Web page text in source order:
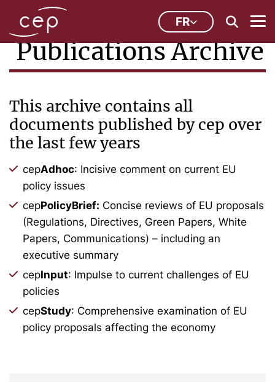
FR
Publications Archive
This archive contains all
documents published by cep over
the last few years
cepAdhoc: Incisive comment on current EU
policy issues
cepPolicyBrief: Concise reviews of EU proposals
(Regulations, Directives, Green Papers, White
Papers, Communications) – including an
executive summary
cepInput: Impulse to current challenges of EU
policies
cepStudy: Comprehensive examination of EU
policy proposals affecting the economy